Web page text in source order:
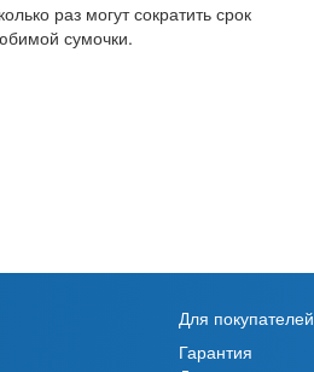
раз могут сократить срок
сумочки.
Для покупателей
Гарантия